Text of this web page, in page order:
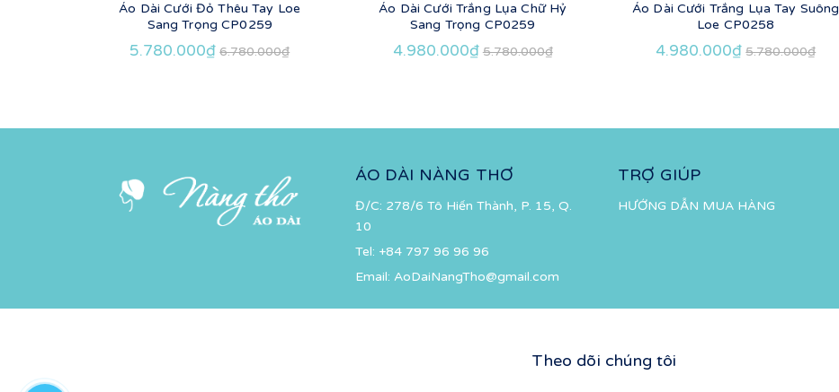
Áo Dài Cưới Đỏ Thêu Tay Loe
Sang Trọng CP0259
5.780.000₫ 6.780.000₫
Áo Dài Cưới Trắng Lụa Chữ Hỷ
Sang Trọng CP0259
4.980.000₫ 5.780.000₫
Áo Dài Cưới Trắng Lụa Tay Suông
Loe CP0258
4.980.000₫ 5.780.000₫
ÁO DÀI NÀNG THƠ
Đ/C: 278/6 Tô Hiến Thành, P. 15, Q.
10
Tel: +84 797 96 96 96
Email: AoDaiNangTho@gmail.com
TRỢ GIÚP
HƯỚNG DẪN MUA HÀNG
Theo dõi chúng tôi